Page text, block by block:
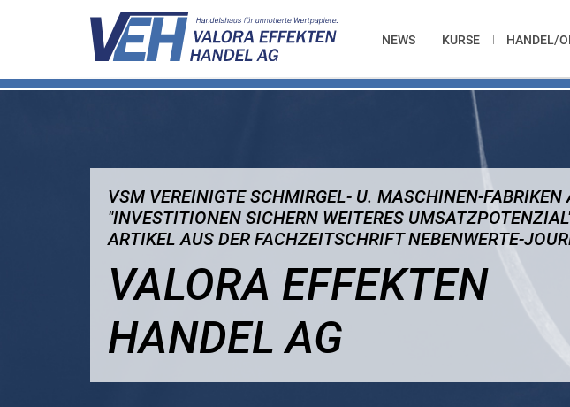
NEWS KURSE HANDEL/
VSM VEREINIGTE SCHMIRGEL- U. MASCHINEN-FABRIKEN
"INVESTITIONEN SICHERN WEITERES
ARTIKEL AUS DER FACHZEITSCHRIFT NEBENWERTE-
VALORA EFFEKTEN
HANDEL AG